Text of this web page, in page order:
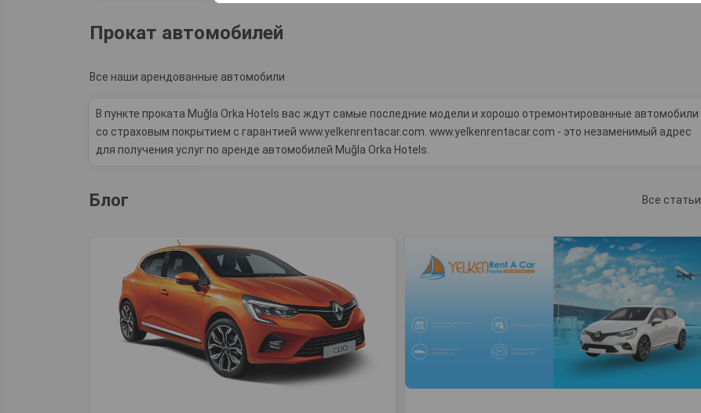
Прокат автомобилей
Все наши арендованные автомобили
В пункте проката Muğla Orka Hotels вас ждут самые последние модели и хорошо отремонтированные автомобили
со страховым покрытием с гарантией www.yelkenrentacar.com. www.yelkenrentacar.com - это незаменимый адрес
для получения услуг по аренде автомобилей Muğla Orka Hotels.
Блог Все статьи